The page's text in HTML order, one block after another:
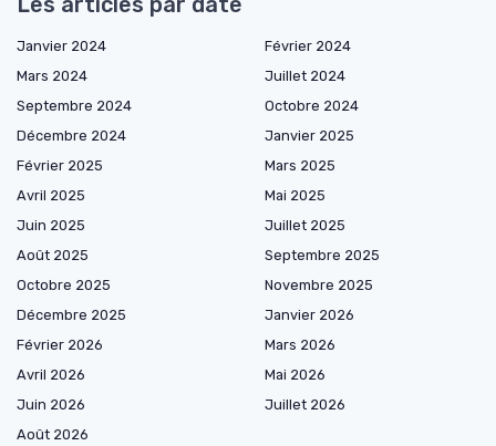
Janvier 2024
Février 2024
Mars 2024
Juillet 2024
Septembre 2024
Octobre 2024
Décembre 2024
Janvier 2025
Février 2025
Mars 2025
Avril 2025
Mai 2025
Juin 2025
Juillet 2025
Août 2025
Septembre 2025
Octobre 2025
Novembre 2025
Décembre 2025
Janvier 2026
Février 2026
Mars 2026
Avril 2026
Mai 2026
Juin 2026
Juillet 2026
Août 2026